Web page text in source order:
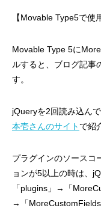
【Movable Type5で使
Movable Type 5に
ルすると、ブログ記事
す。
jQueryを2回読み込ん
本壱さんのサイト で紹
プラグインのソースコ
ョンが5以上の時は、
「plugins」→「
→「